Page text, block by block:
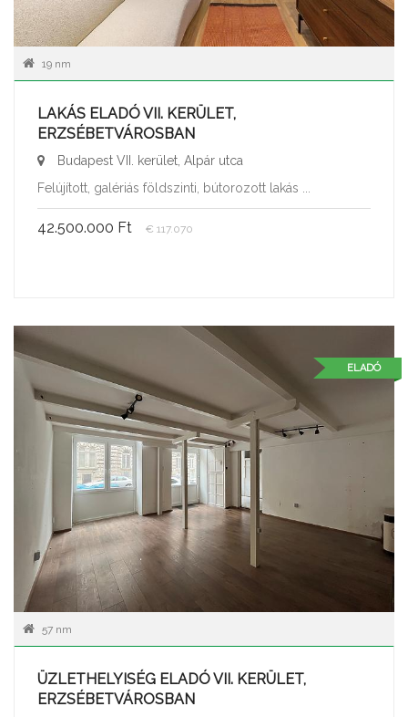
19 nm
LAKÁS ELADÓ VII. KERÜLET,
ERZSÉBETVÁROSBAN
Budapest VII. kerület, Alpár utca
Felújított, galériás földszinti, bútorozott lakás ...
42.500.000 Ft € 117.070
ELADÓ
57 nm
ÜZLETHELYISÉG ELADÓ VII. KERÜLET,
ERZSÉBETVÁROSBAN